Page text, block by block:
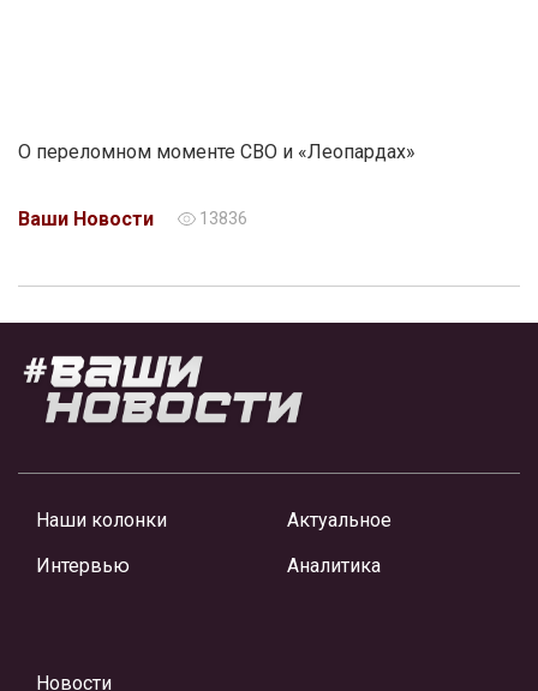
О переломном моменте СВО и «Леопардах»
Ваши Новости 13836
Наши колонки
Интервью
Актуальное
Аналитика
Новости